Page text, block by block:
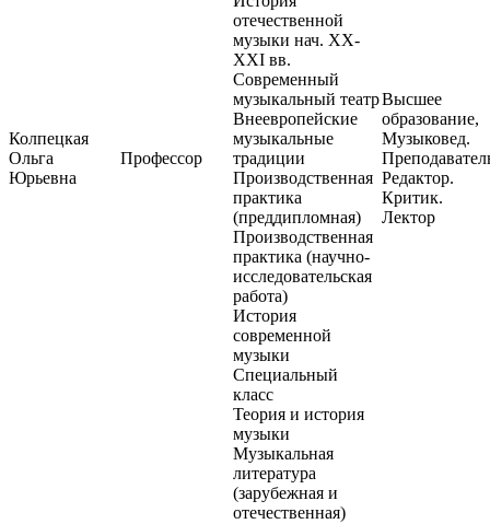
Колпецкая
Ольга
Юрьевна
Профессор
отечественной
музыки нач. XX-
XXI вв.
Современный
музыкальный театр
Внеевропейские
музыкальные
традиции
Производственная
практика
(преддипломная)
Производственная
практика (научно-
исследовательская
работа)
История
современной
музыки
Специальный
класс
Теория и история
музыки
Музыкальная
литература
(зарубежная и
отечественная)
Высшее
образование,
Музыковед.
Редактор.
Критик.
Лектор